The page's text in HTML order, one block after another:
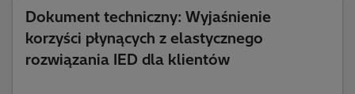
Dokument techniczny: Wyjaśnienie
korzyści płynących z elastycznego
rozwiązania IED dla klientów